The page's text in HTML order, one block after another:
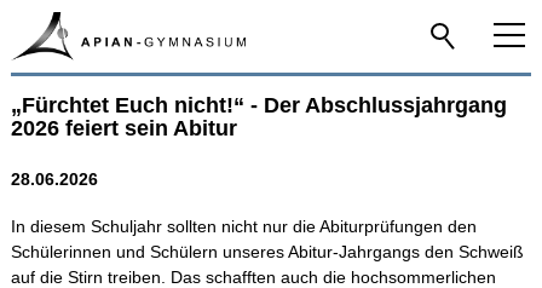
Home
Newsarchiv
Das Apian
„Fürchtet Euch nicht!“ - Der Abschlussjahrgang
2026 feiert sein Abitur
28.06.2026
In diesem Schuljahr sollten nicht nur die Abiturprüfungen den
Schülerinnen und Schülern unseres Abitur-Jahrgangs den Schweiß
auf die Stirn treiben. Das schafften auch die hochsommerlichen